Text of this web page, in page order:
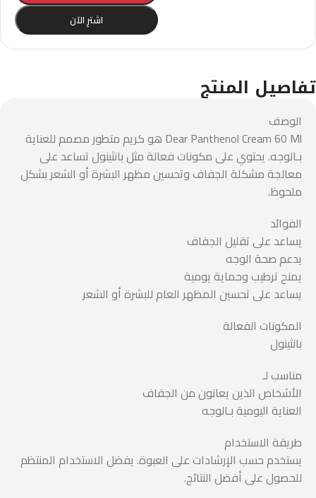
اشترِ الآن
تفاصيل المنتج
الوصف
Dear Panthenol Cream 60 Ml هو كريم متطور مصمم للعناية
بـالوجه. يحتوي على مكونات فعالة مثل بانثينول تساعد على
معالجة مشكلة الجفاف وتحسين مظهر البشرة أو الشعر بشكل
ملحوظ.
الفوائد
يساعد على تقليل الجفاف
يدعم صحة الوجه
يمنح ترطيب وحماية يومية
يساعد على تحسين المظهر العام للبشرة أو الشعر
المكونات الفعالة
بانثينول
مناسب لـ
الأشخاص الذين يعانون من الجفاف
العناية اليومية بـالوجه
طريقة الاستخدام
يستخدم حسب الإرشادات على العبوة. يفضل الاستخدام المنتظم
للحصول على أفضل النتائج.